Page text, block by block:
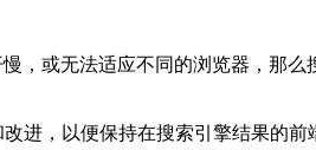
，或无法适应不同的浏览器，那
进，以便保持在搜索引擎结果的